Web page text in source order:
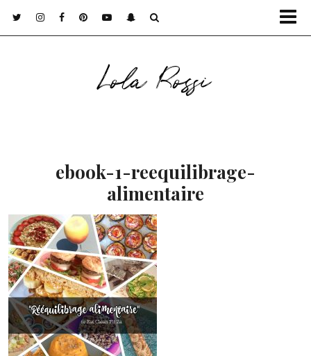
Lola Rossi
ebook-1-reequilibrage-
alimentaire